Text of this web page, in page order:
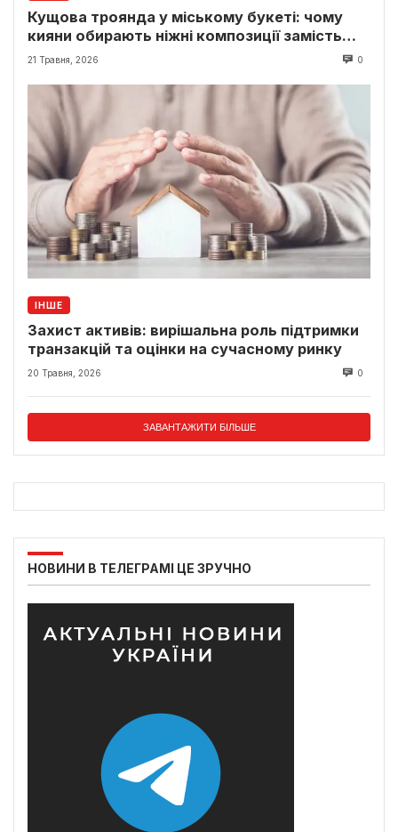
Кущова троянда у міському букеті: чому
кияни обирають ніжні композиції замість
класики
21 Травня, 2026 0
ІНШЕ
Захист активів: вирішальна роль підтримки
транзакцій та оцінки на сучасному ринку
20 Травня, 2026 0
ЗАВАНТАЖИТИ БІЛЬШЕ
НОВИНИ В ТЕЛЕГРАМІ ЦЕ ЗРУЧНО